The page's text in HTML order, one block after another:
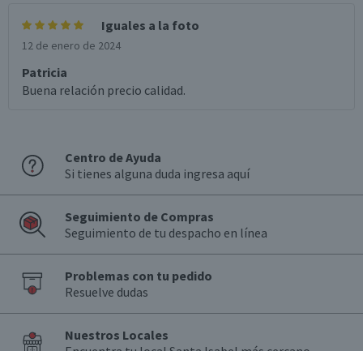
Iguales a la foto
12 de enero de 2024
Patricia
Buena relación precio calidad.
Centro de Ayuda
Si tienes alguna duda ingresa aquí
Seguimiento de Compras
Seguimiento de tu despacho en línea
Problemas con tu pedido
Resuelve dudas
Nuestros Locales